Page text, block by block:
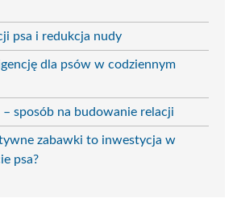
psa i redukcja nudy
dla psów w codziennym
sposób na budowanie relacji
zabawki to inwestycja w
psa?